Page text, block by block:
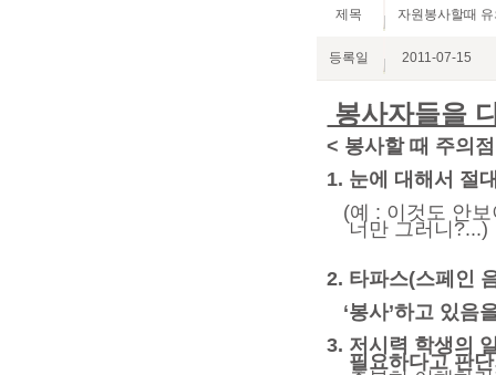
제목 자원봉사할때
등록일 2011-07-15
봉사자들을
< 봉사할 때 주의
1. 눈에 대해서 절
(예 : 이것도 안보
너만 그러니?...)
2. 타파스(스페인
‘봉사’하고 있음
3. 저시력 학생의
필요하다고 판단